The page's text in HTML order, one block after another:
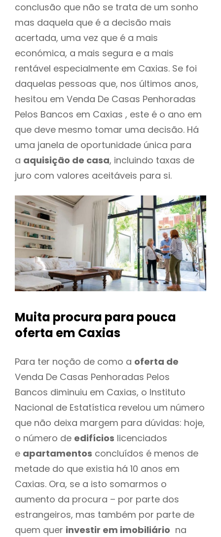
conclusão que não se trata de um sonho
mas daquela que é a decisão mais
acertada, uma vez que é a mais
económica, a mais segura e a mais
rentável especialmente em Caxias. Se foi
daquelas pessoas que, nos últimos anos,
hesitou em Venda De Casas Penhoradas
Pelos Bancos em Caxias , este é o ano em
que deve mesmo tomar uma decisão. Há
uma janela de oportunidade única para
a aquisição de casa, incluindo taxas de
juro com valores aceitáveis para si.
Muita procura para pouca
oferta em Caxias
Para ter noção de como a oferta de
Venda De Casas Penhoradas Pelos
Bancos diminuiu em Caxias, o Instituto
Nacional de Estatística revelou um número
que não deixa margem para dúvidas: hoje,
o número de edifícios licenciados
e apartamentos concluídos é menos de
metade do que existia há 10 anos em
Caxias. Ora, se a isto somarmos o
aumento da procura – por parte dos
estrangeiros, mas também por parte de
quem quer investir em imobiliário na